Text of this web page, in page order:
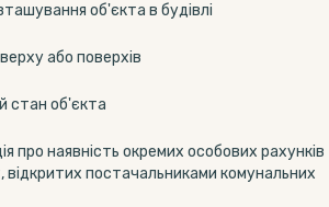
об'єкта в будівлі
або поверхів
стан об'єкта
про наявність окремих особових рахунків
відкритих постачальниками комунальних